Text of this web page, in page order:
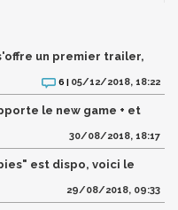
un premier trailer,
6 | 05/12/2018, 18:22
le new game + et
30/08/2018, 18:17
est dispo, voici le
29/08/2018, 09:33